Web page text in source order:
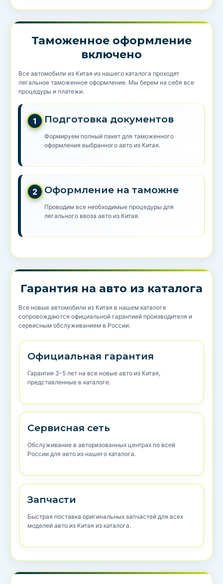
Таможенное оформление
включено
Все автомобили из Китая из нашего каталога проходят
легальное таможенное оформление. Мы берем на себя все
процедуры и платежи.
1 Подготовка документов
Формируем полный пакет для таможенного
оформления выбранного авто из Китая.
2 Оформление на таможне
Проводим все необходимые процедуры для
легального ввоза авто из Китая.
Гарантия на авто из каталога
Все новые автомобили из Китая в нашем каталоге
сопровождаются официальной гарантией производителя и
сервисным обслуживанием в России.
Официальная гарантия
Гарантия 3-5 лет на все новые авто из Китая,
представленные в каталоге.
Сервисная сеть
Обслуживание в авторизованных центрах по всей
России для авто из нашего каталога.
Запчасти
Быстрая поставка оригинальных запчастей для всех
моделей авто из Китая из каталога.